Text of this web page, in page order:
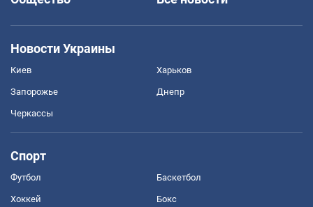
Новости Украины
Киев Харьков
Запорожье Днепр
Черкассы
Спорт
Футбол Баскетбол
Хоккей Бокс